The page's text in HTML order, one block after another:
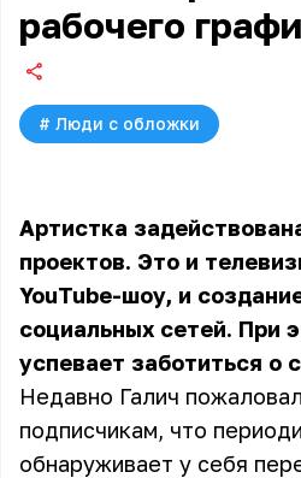
рабочего
# Люди с обложки
Артистка
проектов. Это и
YouTube-шоу, и
социальных сетей. При
успевает заботиться о
Недавно Галич
подписчикам, что
обнаруживает у себя